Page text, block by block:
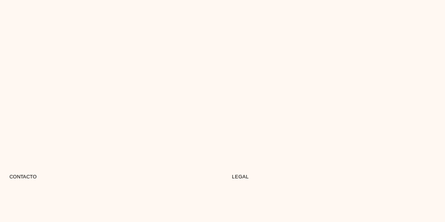
CONTACTO LEGAL